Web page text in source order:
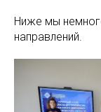
Ниже мы
направлений.